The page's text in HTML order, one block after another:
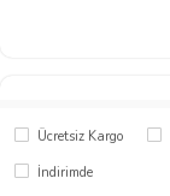
Ücretsiz Kargo
İndirimde